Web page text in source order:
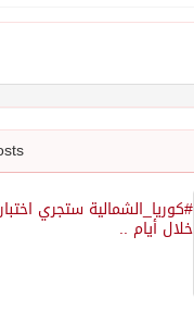
#كوريا_الشمالية ستجري
خلال أيام ..